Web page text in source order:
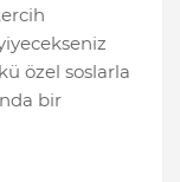
özel soslarla
bir